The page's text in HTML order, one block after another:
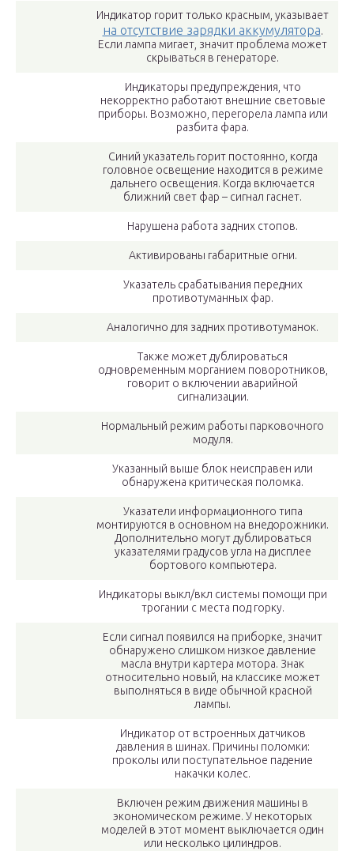
Индикатор горит только красным, указывает
на отсутствие зарядки аккумулятора.
Если лампа мигает, значит проблема может
скрываться в генераторе.
Индикаторы предупреждения, что
некорректно работают внешние световые
приборы. Возможно, перегорела лампа или
разбита фара.
Синий указатель горит постоянно, когда
головное освещение находится в режиме
дальнего освещения. Когда включается
ближний свет фар – сигнал гаснет.
Нарушена работа задних стопов.
Активированы габаритные огни.
Указатель срабатывания передних
противотуманных фар.
Аналогично для задних противотуманок.
Также может дублироваться
одновременным морганием поворотников,
говорит о включении аварийной
сигнализации.
Нормальный режим работы парковочного
модуля.
Указанный выше блок неисправен или
обнаружена критическая поломка.
Указатели информационного типа
монтируются в основном на внедорожники.
Дополнительно могут дублироваться
указателями градусов угла на дисплее
бортового компьютера.
Индикаторы выкл/вкл системы помощи при
трогании с места под горку.
Если сигнал появился на приборке, значит
обнаружено слишком низкое давление
масла внутри картера мотора. Знак
относительно новый, на классике может
выполняться в виде обычной красной
лампы.
Индикатор от встроенных датчиков
давления в шинах. Причины поломки:
проколы или поступательное падение
накачки колес.
Включен режим движения машины в
экономическом режиме. У некоторых
моделей в этот момент выключается один
или несколько цилиндров.